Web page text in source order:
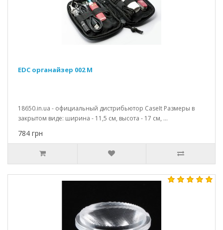
EDC органайзер 002 M
18650.in.ua - официальный дистрибьютор CaseIt Размеры в
закрытом виде: ширина - 11,5 см, высота - 17 см, ...
784 грн